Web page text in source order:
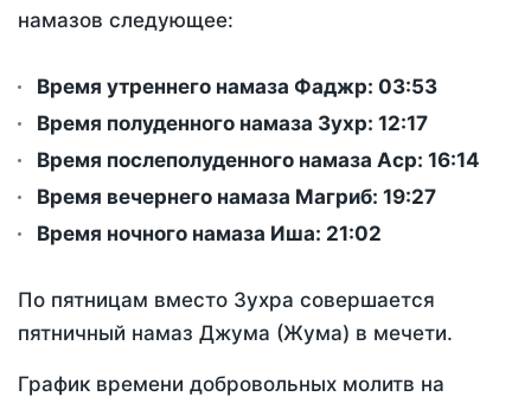
намазов следующее:
Время утреннего намаза Фаджр: 03:53
Время полуденного намаза Зухр: 12:17
Время послеполуденного намаза Аср: 16:14
Время вечернего намаза Магриб: 19:27
Время ночного намаза Иша: 21:02
По пятницам вместо Зухра совершается
пятничный намаз Джума (Жума) в мечети.
График времени добровольных молитв на